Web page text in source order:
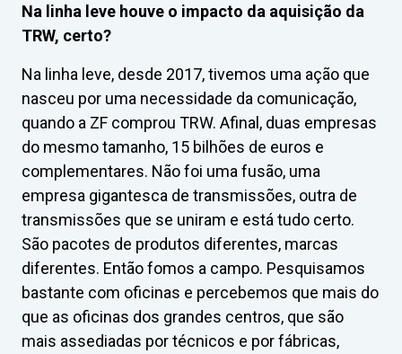
Na linha leve houve o impacto da aquisição da
TRW, certo?
Na linha leve, desde 2017, tivemos uma ação que
nasceu por uma necessidade da comunicação,
quando a ZF comprou TRW. Afinal, duas empresas
do mesmo tamanho, 15 bilhões de euros e
complementares. Não foi uma fusão, uma
empresa gigantesca de transmissões, outra de
transmissões que se uniram e está tudo certo.
São pacotes de produtos diferentes, marcas
diferentes. Então fomos a campo. Pesquisamos
bastante com oficinas e percebemos que mais do
que as oficinas dos grandes centros, que são
mais assediadas por técnicos e por fábricas,